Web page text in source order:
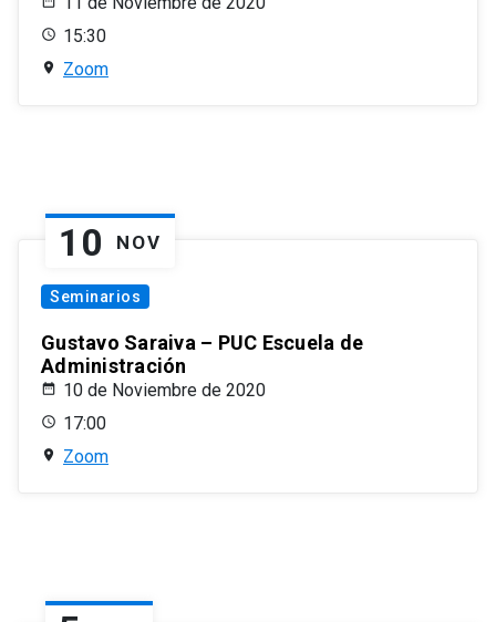
15:30
Zoom
10 NOV
Seminarios
Gustavo Saraiva – PUC Escuela de
Administración
10 de Noviembre de 2020
17:00
Zoom